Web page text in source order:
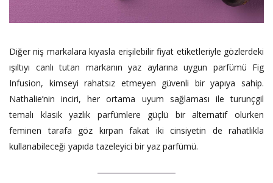
Diğer niş markalara kıyasla erişilebilir fiyat etiketleriyle gözlerdeki
ışıltıyı canlı tutan markanın yaz aylarına uygun parfümü Fig
Infusion, kimseyi rahatsız etmeyen güvenli bir yapıya sahip.
Nathalie’nin inciri, her ortama uyum sağlaması ile turunçgil
temalı klasik yazlık parfümlere güçlü bir alternatif olurken
feminen tarafa göz kırpan fakat iki cinsiyetin de rahatlıkla
kullanabileceği yapıda tazeleyici bir yaz parfümü.